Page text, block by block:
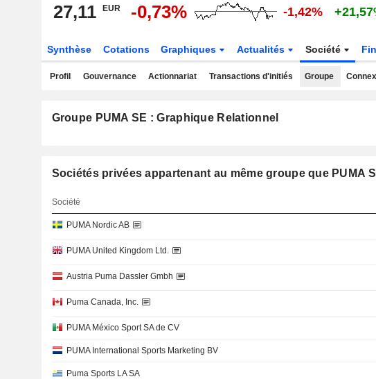
27,11 EUR -0,73% -1,42%
Synthèse Cotations Graphiques Actualités Société
Profil Gouvernance Actionnariat Transactions d'initiés Groupe
Groupe PUMA SE : Graphique Relationnel
Sociétés privées appartenant au même groupe que PUMA
Société
PUMA Nordic AB
PUMA United Kingdom Ltd.
Austria Puma Dassler Gmbh
Puma Canada, Inc.
PUMA México Sport SA de CV
PUMA International Sports Marketing BV
Puma Sports LA SA